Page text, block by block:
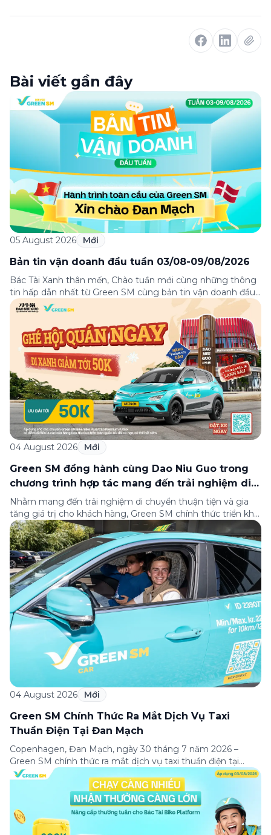
Bài viết gần đây
05 August 2026 Mới
Bản tin vận doanh đầu tuần 03/08-09/08/2026
Bác Tài Xanh thân mến, Chào tuần mới cùng những thông
tin hấp dẫn nhất từ Green SM cùng bản tin vận doanh đầu
tuần 03-09/08! Từ câu chuyện đầy cảm hứng “Hành trình
toàn cầu của Green SM”, hướng dẫn phân luồng di chuyển
tại sân bay Nội Bài tới những hướng dẫn chi […]
04 August 2026 Mới
Green SM đồng hành cùng Dao Niu Guo trong
chương trình hợp tác mang đến trải nghiệm di
chuyển thuận tiện cho khách hàng
Nhằm mang đến trải nghiệm di chuyển thuận tiện và gia
tăng giá trị cho khách hàng, Green SM chính thức triển khai
chương trình hợp tác cùng hệ thống nhà hàng Dao Niu
Guo – Lẩu bò tươi Triều Châu trên toàn quốc. Theo đó,
khách hàng sử dụng các dịch vụ của Green […]
04 August 2026 Mới
Green SM Chính Thức Ra Mắt Dịch Vụ Taxi
Thuần Điện Tại Đan Mạch
Copenhagen, Đan Mạch, ngày 30 tháng 7 năm 2026 –
Green SM chính thức ra mắt dịch vụ taxi thuần điện tại
Copenhagen, đánh dấu lần đầu tiên thương hiệu có mặt tại
thị trường châu Âu. Đây là một cột mốc quan trọng trong
hành trình mở rộng quốc tế của Green SM, tiếp […]